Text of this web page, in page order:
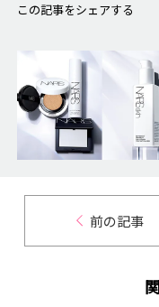
この記事をシェアする
前の記事